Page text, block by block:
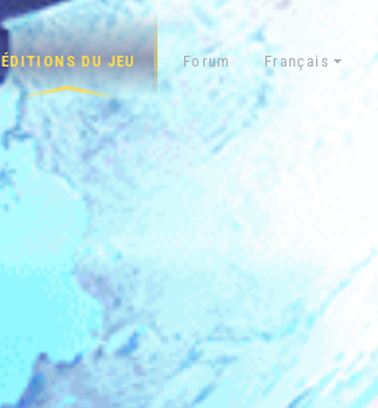
ÉDITIONS DU JEU Forum Français